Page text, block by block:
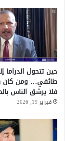
حين تتحول الدراما
طائفي… ومن كان
فلا يرشق الناس
فبراير 19, 2026